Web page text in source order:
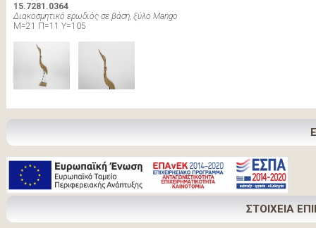
15.7281.0364
Διακοσμητικό ερωδιός σε βάση, ξύλο Mango
Μ=21 Π=11 Υ=105
ΣΤΟΙΧΕΙΑ